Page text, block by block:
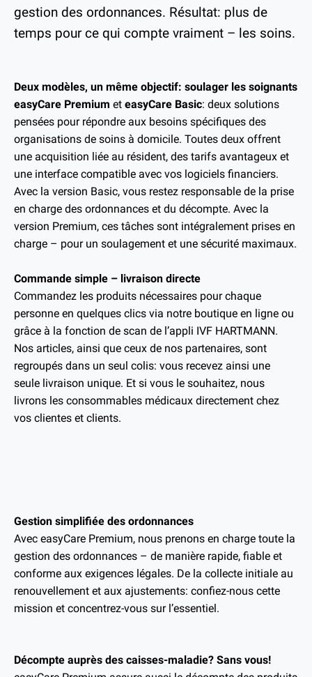
gestion des ordonnances. Résultat: plus de
temps pour ce qui compte vraiment – les soins.
Deux modèles, un même objectif: soulager les soignants
easyCare Premium et easyCare Basic: deux solutions
pensées pour répondre aux besoins spécifiques des
organisations de soins à domicile. Toutes deux offrent
une acquisition liée au résident, des tarifs avantageux et
une interface compatible avec vos logiciels financiers.
Avec la version Basic, vous restez responsable de la prise
en charge des ordonnances et du décompte. Avec la
version Premium, ces tâches sont intégralement prises en
charge – pour un soulagement et une sécurité maximaux.
Commande simple – livraison directe
Commandez les produits nécessaires pour chaque
personne en quelques clics via notre boutique en ligne ou
grâce à la fonction de scan de l’appli IVF HARTMANN.
Nos articles, ainsi que ceux de nos partenaires, sont
regroupés dans un seul colis: vous recevez ainsi une
seule livraison unique. Et si vous le souhaitez, nous
livrons les consommables médicaux directement chez
vos clientes et clients.
Gestion simplifiée des ordonnances
Avec easyCare Premium, nous prenons en charge toute la
gestion des ordonnances – de manière rapide, fiable et
conforme aux exigences légales. De la collecte initiale au
renouvellement et aux ajustements: confiez-nous cette
mission et concentrez-vous sur l’essentiel.
Décompte auprès des caisses-maladie? Sans vous!